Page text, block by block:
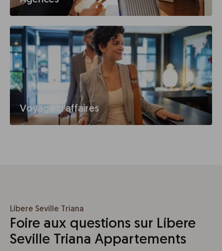
Voyage d'affaires
Líbere Seville Triana
Foire aux questions sur Líbere
Seville Triana Appartements